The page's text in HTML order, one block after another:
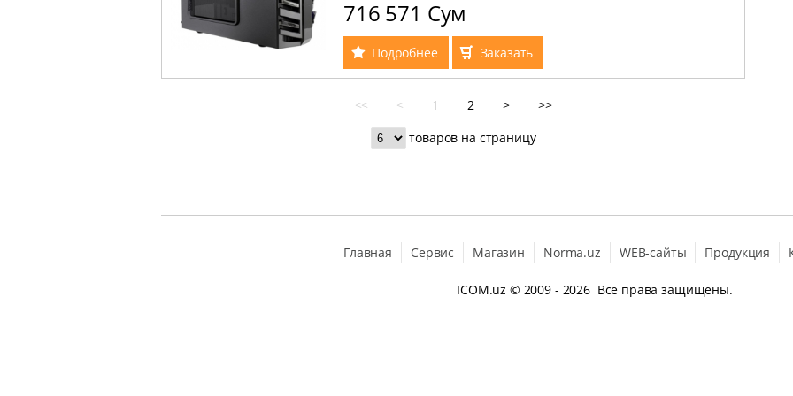
716 571 Сум
Подробнее Заказать
<< < 1 2 >
>>
товаров на страницу
Главная Сервис Магазин Norma.uz WEB-сайты Продукция
ICOM.uz © 2009 - 2026 Все права защищены.